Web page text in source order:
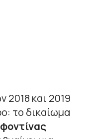
2018 και 2019
το δικαίωμα